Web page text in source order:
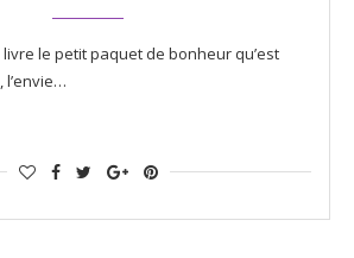
le petit paquet de bonheur qu’est
l’envie…